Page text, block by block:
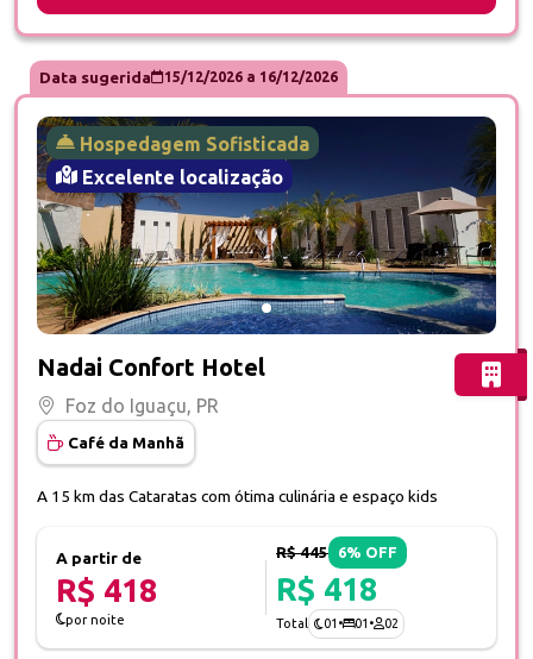
Data sugerida 15/12/2026a 16/12/2026
Hospedagem Sofisticada
Excelente localização
Nadai Confort Hotel
Foz do Iguaçu, PR
Café da Manhã
A 15 km das Cataratas com ótima culinária e espaço kids
A partir de
R$ 418
por noite
R$ 445 6% OFF
R$ 418
Total 01 • 01 • 02